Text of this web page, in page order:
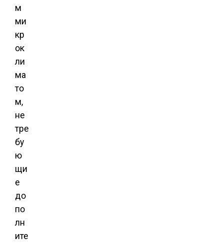
м
ми
кр
ок
ли
ма
то
м,
не
тре
бу
ю
щи
е
до
по
лн
ите